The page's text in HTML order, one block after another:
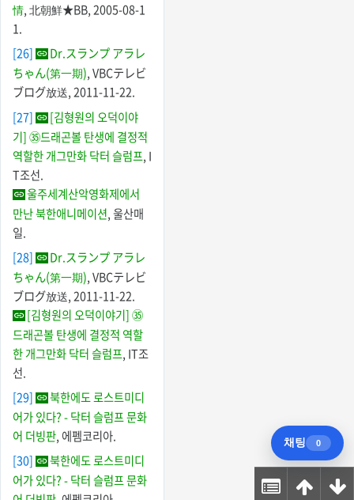
情, 北朝鮮★BB, 2005-08-1
1.
[26]
Dr.スランプ アラレ
ちゃん(第一期), VBCテレビ
ブログ放送, 2011-11-22.
[27]
[김형원의 오덕이야
기] ㉟드래곤볼 탄생에 결정적
역할한 개그만화 닥터 슬럼프, I
T조선.
울주세계산악영화제에서
만난 북한애니메이션, 울산매
일.
[28]
Dr.スランプ アラレ
ちゃん(第一期), VBCテレビ
ブログ放送, 2011-11-22.
[김형원의 오덕이야기] ㉟
드래곤볼 탄생에 결정적 역할
한 개그만화 닥터 슬럼프, IT조
선.
[29]
북한에도 로스트미디
어가 있다? - 닥터 슬럼프 문화
어 더빙판, 에펨코리아.
[30]
북한에도 로스트미디
어가 있다? - 닥터 슬럼프 문화